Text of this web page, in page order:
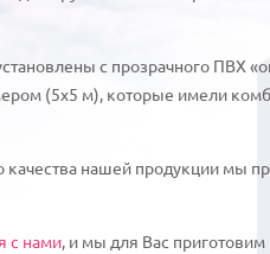
с прозрачного ПВХ
(5х5 м), которые имели
качества нашей продукции мы
с нами, и мы для Вас приготовим